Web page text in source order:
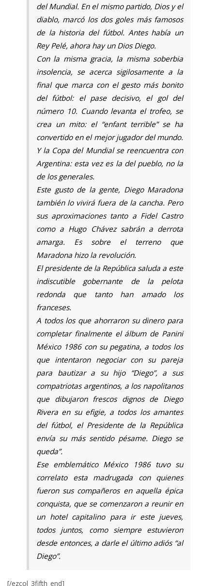
del Mundial. En el mismo partido, Dios y el
diablo, marcó los dos goles más famosos
de la historia del fútbol. Antes había un
Rey Pelé, ahora hay un Dios Diego.
Con la misma gracia, la misma soberbia
insolencia, se acerca sigilosamente a la
final que marca con el gesto más bonito
del fútbol: el pase decisivo, el gol del
número 10. Cuando levanta el trofeo, se
crea un mito: el “enfant terrible” se ha
convertido en el mejor jugador del mundo.
Y la Copa del Mundial se reencuentra con
Argentina: esta vez es la del pueblo, no la
de los generales.
Este gusto de la gente, Diego Maradona
también lo vivirá fuera de la cancha. Pero
sus aproximaciones tanto a Fidel Castro
como a Hugo Chávez sabrán a derrota
amarga. Es sobre el terreno que
Maradona hizo la revolución.
El presidente de la República saluda a este
indiscutible gobernante de la pelota
redonda que tanto han amado los
franceses.
A todos los que ahorraron su dinero para
completar finalmente el álbum de Panini
México 1986 con su pegatina, a todos los
que intentaron negociar con su pareja
para bautizar a su hijo “Diego”, a sus
compatriotas argentinos, a los napolitanos
que dibujaron frescos dignos de Diego
Rivera en su efigie, a todos los amantes
del fútbol, ​​el Presidente de la República
envía su más sentido pésame. Diego se
queda”.
Ese emblemático México 1986 tuvo su
correlato esta madrugada con quienes
fueron sus compañeros en aquella épica
conquista, que se comenzaron a reunir en
un hotel capitalino para ir este jueves,
todos juntos, como siempre estuvieron
desde entonces, a darle el último adiós “al
Diego”.
[/ezcol_3fifth_end]